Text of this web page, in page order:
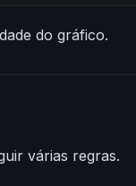
do gráfico.
várias regras.